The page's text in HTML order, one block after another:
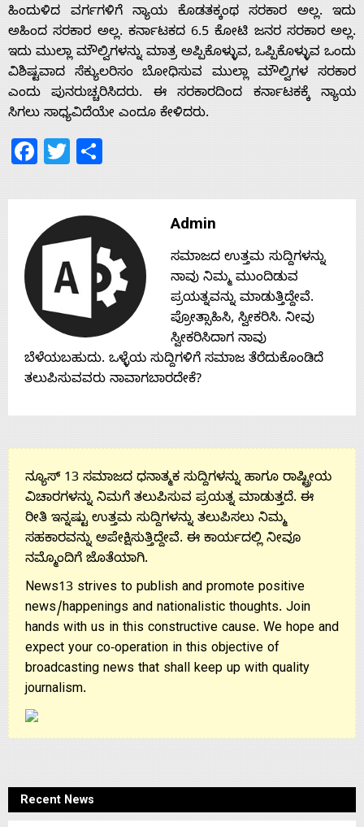
ಹಿಂದುಳಿದ ವರ್ಗಗಳಿಗೆ ನ್ಯಾಯ ಕೊಡತಕ್ಕಂಥ ಸರಕಾರ ಅಲ್ಲ. ಇದು
ಅಹಿಂದ ಸರಕಾರ ಅಲ್ಲ. ಕರ್ನಾಟಕದ 6.5 ಕೋಟಿ ಜನರ ಸರಕಾರ ಅಲ್ಲ.
ಇದು ಮುಲ್ಲಾ ಮೌಲ್ವಿಗಳನ್ನು ಮಾತ್ರ ಅಪ್ಪಿಕೊಳ್ಳುವ, ಒಪ್ಪಿಕೊಳ್ಳುವ ಒಂದು
ವಿಶಿಷ್ಟವಾದ ಸೆಕ್ಯುಲರಿಸಂ ಬೋಧಿಸುವ ಮುಲ್ಲಾ ಮೌಲ್ವಿಗಳ ಸರಕಾರ
ಎಂದು ಪುನರುಚ್ಚರಿಸಿದರು. ಈ ಸರಕಾರದಿಂದ ಕರ್ನಾಟಕಕ್ಕೆ ನ್ಯಾಯ
ಸಿಗಲು ಸಾಧ್ಯವಿದೆಯೇ ಎಂದೂ ಕೇಳಿದರು.
Facebook
Twitter
Admin
ಸಮಾಜದ ಉತ್ತಮ ಸುದ್ದಿಗಳನ್ನು
ನಾವು ನಿಮ್ಮ ಮುಂದಿಡುವ
ಪ್ರಯತ್ನವನ್ನು ಮಾಡುತ್ತಿದ್ದೇವೆ.
ಪ್ರೋತ್ಸಾಹಿಸಿ, ಸ್ವೀಕರಿಸಿ. ನೀವು
ಸ್ವೀಕರಿಸಿದಾಗ ನಾವು
ಬೆಳೆಯಬಹುದು. ಒಳ್ಳೆಯ ಸುದ್ದಿಗಳಿಗೆ ಸಮಾಜ ತೆರೆದುಕೊಂಡಿದೆ
ತಲುಪಿಸುವವರು ನಾವಾಗಬಾರದೇಕೆ?
ನ್ಯೂಸ್ 13 ಸಮಾಜದ ಧನಾತ್ಮಕ ಸುದ್ದಿಗಳನ್ನು ಹಾಗೂ ರಾಷ್ಟ್ರೀಯ
ವಿಚಾರಗಳನ್ನು ನಿಮಗೆ ತಲುಪಿಸುವ ಪ್ರಯತ್ನ ಮಾಡುತ್ತದೆ. ಈ
ರೀತಿ ಇನ್ನಷ್ಟು ಉತ್ತಮ ಸುದ್ದಿಗಳನ್ನು ತಲುಪಿಸಲು ನಿಮ್ಮ
ಸಹಕಾರವನ್ನು ಅಪೇಕ್ಷಿಸುತ್ತಿದ್ದೇವೆ. ಈ ಕಾರ್ಯದಲ್ಲಿ ನೀವೂ
ನಮ್ಮೊಂದಿಗೆ ಜೊತೆಯಾಗಿ.
News13 strives to publish and promote positive
news/happenings and nationalistic thoughts. Join
hands with us in this constructive cause. We hope and
expect your co-operation in this objective of
broadcasting news that shall keep up with quality
journalism.
Recent News